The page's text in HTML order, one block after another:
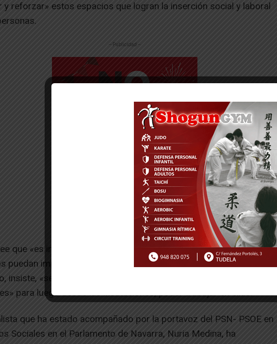
y reforzar» estos espacios que logran la inserción social y laboral
-- Publicidad --
que «es imprescindible que las personas que acuden a estos
puedan impulsar su crecimiento y desarrollo personal y social», y
insiste, «se debe escuchar las necesidades y demandas de las
para luego desde las instituciones, poder trabajar en ellas.
que ha estado acompañado por la portavoz del PSN- PSOE en
Sociales en el Parlamento de Navarra, Nuria Medina, ha